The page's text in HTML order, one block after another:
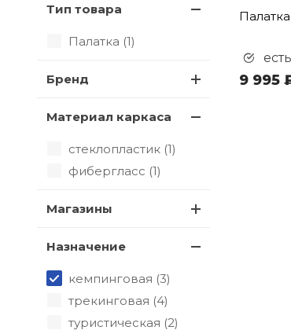
Тип товара
Палатка (1)
Бренд
Материал каркаса
стеклопластик (1)
фибергласс (1)
Магазины
Назначение
кемпинговая (3)
трекинговая (4)
туристическая (2)
9 995